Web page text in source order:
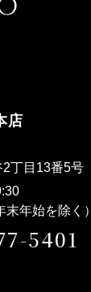
店
2丁目13番5号
年始を除く）
5401